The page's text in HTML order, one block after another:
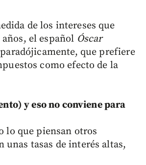
de los intereses que
el español Óscar
que prefiere
como efecto de la
y eso no conviene para
lo que piensan otros
tasas de interés altas,